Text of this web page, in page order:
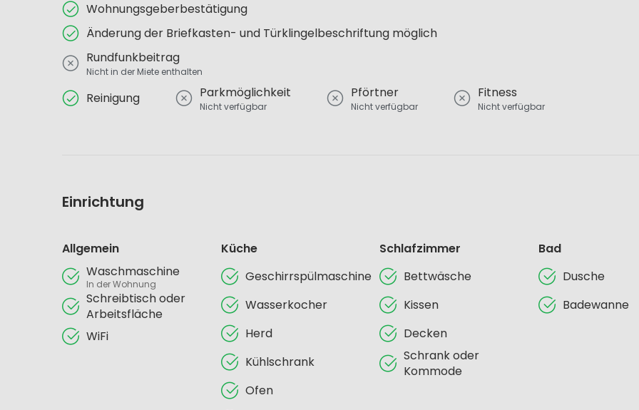
Wohnungsgeberbestätigung
Änderung der Briefkasten- und Türklingelbeschriftung möglich
Rundfunkbeitrag
Nicht in der Miete enthalten
Reinigung Parkmöglichkeit
Nicht verfügbar
Pförtner
Nicht verfügbar
Fitness
Nicht verfügbar
Einrichtung
Allgemein
Waschmaschine
In der Wohnung
Schreibtisch oder
Arbeitsfläche
WiFi
Küche
Geschirrspülmaschine
Wasserkocher
Herd
Kühlschrank
Ofen
Schlafzimmer
Bettwäsche
Kissen
Decken
Schrank oder
Kommode
Bad
Dusche
Badewanne